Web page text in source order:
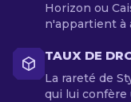
Horizon ou
n'appartient à
TAUX DE
La rareté de
qui lui